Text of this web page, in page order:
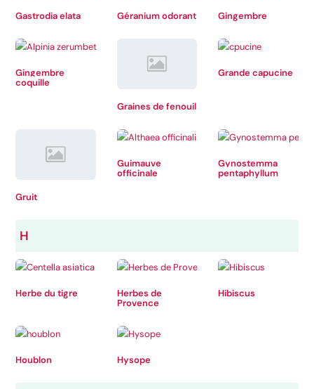
Gastrodia elata Géranium odorant Gingembre
Gingembre
coquille
Graines de fenouil
Grande capucine
Gruit
Guimauve
officinale
Gynostemma
pentaphyllum
H
Herbe du tigre
Herbes de
Provence
Hibiscus
Houblon Hysope